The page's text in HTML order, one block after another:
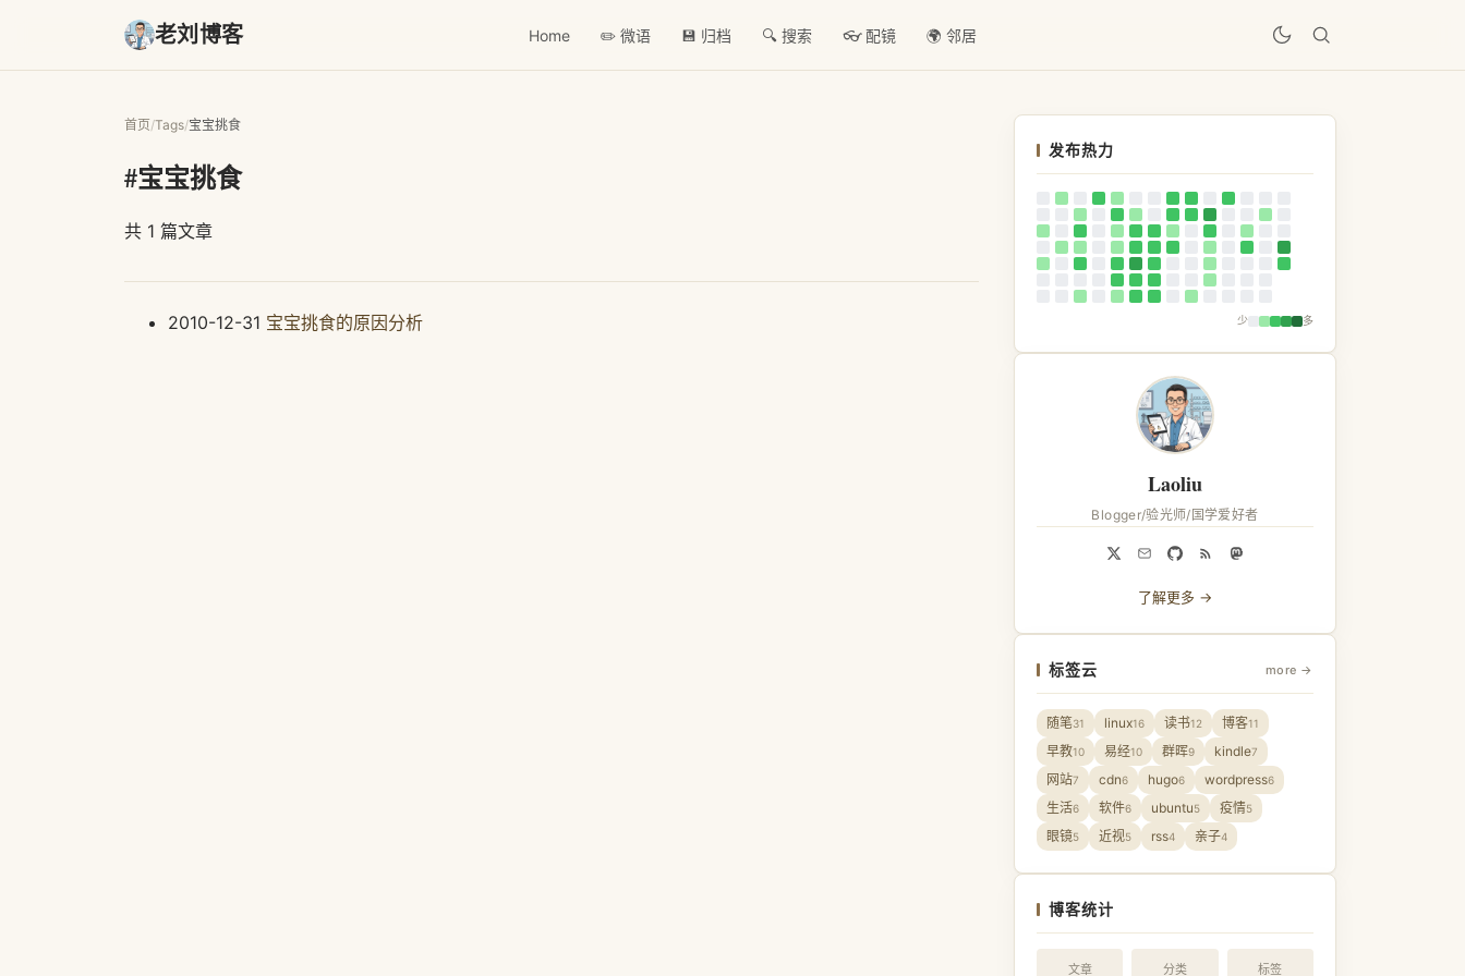
老刘博客 Home ✏️ 微语 💾 归档 🔍 搜索 👓 配镜 🌍 邻居
首页/Tags/宝宝挑食
#宝宝挑食
共 1 篇文章
2010-12-31 宝宝挑食的原因分析
发布热力
少 多
Laoliu
Blogger/验光师/国学爱好者
了解更多 →
标签云 more →
随笔31 linux16 读书12 博客11
早教10 易经10 群晖9 kindle7
网站7 cdn6 hugo6 wordpress6
生活6 软件6 ubuntu5 疫情5
眼镜5 近视5 rss4 亲子4
博客统计
文章 分类 标签